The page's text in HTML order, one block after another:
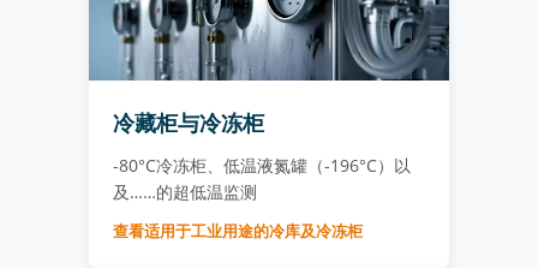
冷藏柜与冷冻柜
-80°C冷冻柜、低温液氮罐（-196°C）以
及……的超低温监测
查看适用于工业用途的冷库及冷冻柜